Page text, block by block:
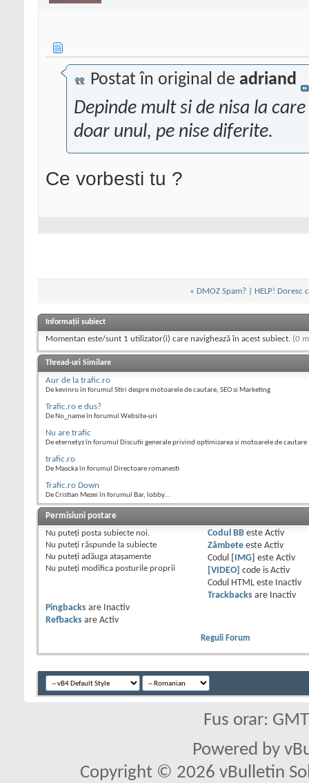
Postat în original de adriand
Depinde mult si de nisa la
doar unul, pe nise diferite.
Ce vorbesti tu ?
« DMOZ Spam?| HELP! Doresc
Informații subiect
Momentan este/sunt 1 utilizator(i) care navighează în acest subiect. (0
Thread-uri Similare
Aur de la trafic.ro
De kevinro în forumul Stiri despre motoarele de cautare, SEO si Marketing
Trafic.ro e dus?
De No_name în forumul Website-uri
Nu are trafic
De eternetyz în forumul Discutii generale privind optimizarea si motoarele de cautare
trafic.ro
De Mascka în forumul Directoare romanesti
Trafic.ro Down
De Cristian Mezei în forumul Bar, lobby...
Permisiuni postare
Nu puteţi posta subiecte noi.
Nu puteţi răspunde la subiecte
Nu puteţi adăuga ataşamente
Nu puteţi modifica posturile proprii
Codul BBeste Activ
Zâmbeteeste Activ
Codul
[IMG] este Activ
[VIDEO] code is Activ
Codul HTML este
Inactiv
Trackbacksare
Inactiv
Pingbacks are
Inactiv
Refbacks are Activ
Reguli Forum
Fus orar:
Powered by
Copyright © 2026 vBulletin